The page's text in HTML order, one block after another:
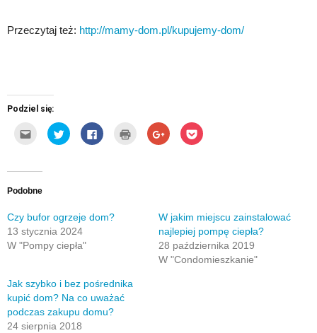
Przeczytaj też: http://mamy-dom.pl/kupujemy-dom/
Podziel się:
Kliknij,
wysłać
znajomego
e-
w
nowym
oknie)
Udostępnij
na
Twitterze(Otwiera
Click
to
Kliknij
wydrukować(Otwiera
Click
to
share
Click
to
Podobne
Czy bufor ogrzeje dom?
13 stycznia 2024
W "Pompy ciepła"
W jakim miejscu zainstalować
najlepiej pompę ciepła?
28 października 2019
W "Condomieszkanie"
Jak szybko i bez pośrednika
kupić dom? Na co uważać
podczas zakupu domu?
24 sierpnia 2018